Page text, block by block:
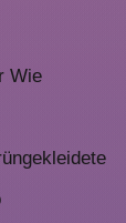
Wie